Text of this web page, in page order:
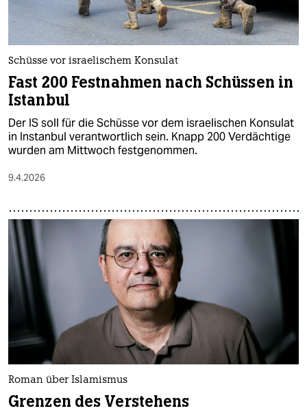
Schüsse vor israelischem Konsulat
Fast 200 Festnahmen nach Schüssen in
Istanbul
Der IS soll für die Schüsse vor dem israelischen Konsulat
in Instanbul verantwortlich sein. Knapp 200 Verdächtige
wurden am Mittwoch festgenommen.
9.4.2026
Roman über Islamismus
Grenzen des Verstehens